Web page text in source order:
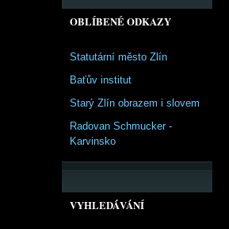
OBLÍBENÉ ODKAZY
Statutární město Zlín
Baťův institut
Starý Zlín obrazem i slovem
Radovan Schmucker -
Karvinsko
VYHLEDÁVÁNÍ